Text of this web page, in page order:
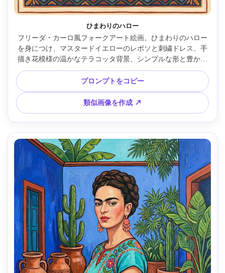
ひまわりのハロー
フリーダ・カーロ風フォークアート絵画。ひまわりのハロー
を身につけ、マスタードイエローのレボソと刺繍ドレス、手
描き花模様の温かなテラコッタ背景、シンプルな形と豊かな
彩色、装飾的対称、穏やかだが力強いムード、ポスター用構
図、詳細、伝統的メキシカン美学 --ar 4:5
プロンプトをコピー
類似画像を作成 ↗